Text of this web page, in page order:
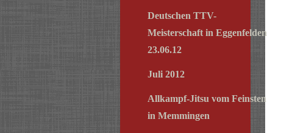
Deutschen TTV-
Meisterschaft in Eggenfelden
23.06.12
Juli 2012
Allkampf-Jitsu vom Feinsten
in Memmingen